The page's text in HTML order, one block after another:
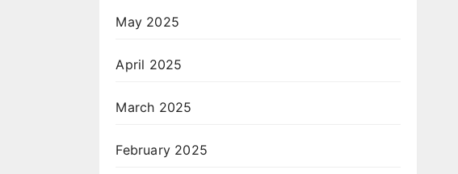
May 2025
April 2025
March 2025
February 2025